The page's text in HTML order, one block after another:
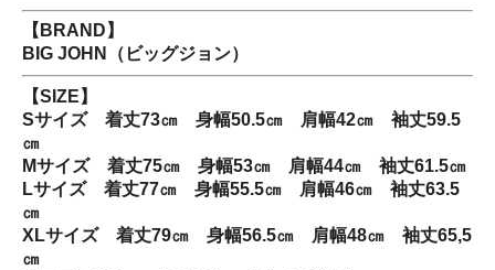
【BRAND】
BIG JOHN（ビッグジョン）
【SIZE】
Sサイズ 着丈73㎝ 身幅50.5㎝ 肩幅42㎝ 袖丈59.5
㎝
Mサイズ 着丈75㎝ 身幅53㎝ 肩幅44㎝ 袖丈61.5㎝
Lサイズ 着丈77㎝ 身幅55.5㎝ 肩幅46㎝ 袖丈63.5
㎝
XLサイズ 着丈79㎝ 身幅56.5㎝ 肩幅48㎝ 袖丈65,5
㎝